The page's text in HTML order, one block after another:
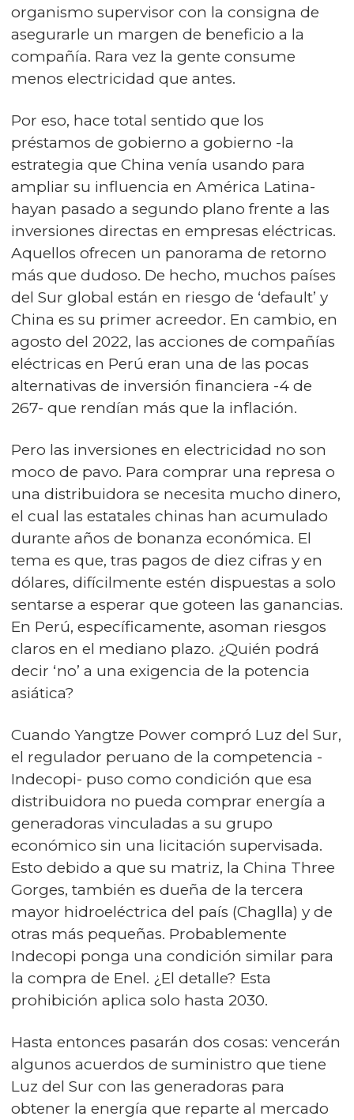
organismo supervisor con la consigna de
asegurarle un margen de beneficio a la
compañía. Rara vez la gente consume
menos electricidad que antes.
Por eso, hace total sentido que los
préstamos de gobierno a gobierno -la
estrategia que China venía usando para
ampliar su influencia en América Latina-
hayan pasado a segundo plano frente a las
inversiones directas en empresas eléctricas.
Aquellos ofrecen un panorama de retorno
más que dudoso. De hecho, muchos países
del Sur global están en riesgo de ‘default’ y
China es su primer acreedor. En cambio, en
agosto del 2022, las acciones de compañías
eléctricas en Perú eran una de las pocas
alternativas de inversión financiera -4 de
267- que rendían más que la inflación.
Pero las inversiones en electricidad no son
moco de pavo. Para comprar una represa o
una distribuidora se necesita mucho dinero,
el cual las estatales chinas han acumulado
durante años de bonanza económica. El
tema es que, tras pagos de diez cifras y en
dólares, difícilmente estén dispuestas a solo
sentarse a esperar que goteen las ganancias.
En Perú, específicamente, asoman riesgos
claros en el mediano plazo. ¿Quién podrá
decir ‘no’ a una exigencia de la potencia
asiática?
Cuando Yangtze Power compró Luz del Sur,
el regulador peruano de la competencia -
Indecopi- puso como condición que esa
distribuidora no pueda comprar energía a
generadoras vinculadas a su grupo
económico sin una licitación supervisada.
Esto debido a que su matriz, la China Three
Gorges, también es dueña de la tercera
mayor hidroeléctrica del país (Chaglla) y de
otras más pequeñas. Probablemente
Indecopi ponga una condición similar para
la compra de Enel. ¿El detalle? Esta
prohibición aplica solo hasta 2030.
Hasta entonces pasarán dos cosas: vencerán
algunos acuerdos de suministro que tiene
Luz del Sur con las generadoras para
obtener la energía que reparte al mercado